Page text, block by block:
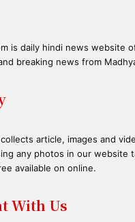
is daily hindi news website
breaking news from
article, images and
any photos in our website
available on online.
With Us